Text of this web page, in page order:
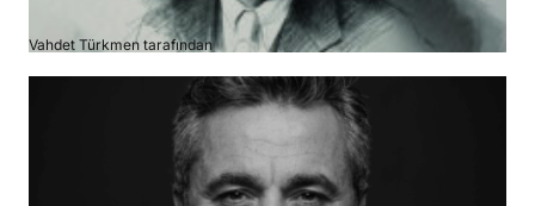
Franz Kafka
Vahdet Türkmen tarafından 06/07/2026